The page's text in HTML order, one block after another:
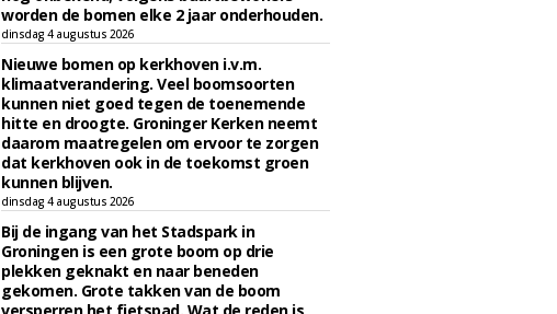
worden de bomen elke 2 jaar onderhouden.
dinsdag 4 augustus 2026
Nieuwe bomen op kerkhoven i.v.m.
klimaatverandering. Veel boomsoorten
kunnen niet goed tegen de toenemende
hitte en droogte. Groninger Kerken neemt
daarom maatregelen om ervoor te zorgen
dat kerkhoven ook in de toekomst groen
kunnen blijven.
dinsdag 4 augustus 2026
Bij de ingang van het Stadspark in
Groningen is een grote boom op drie
plekken geknakt en naar beneden
gekomen. Grote takken van de boom